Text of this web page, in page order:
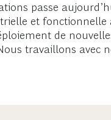
passe
et fonctionnelle
de
travaillons avec